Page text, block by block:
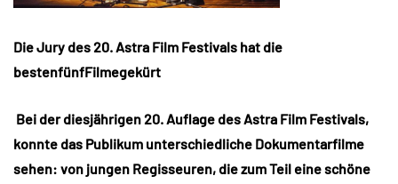
Die Jury des 20. Astra Film Festivals hat die
bestenfünfFilmegekürt
Bei der diesjährigen 20. Auflage des Astra Film Festivals,
konnte das Publikum unterschiedliche Dokumentarfilme
sehen: von jungen Regisseuren, die zum Teil eine schöne